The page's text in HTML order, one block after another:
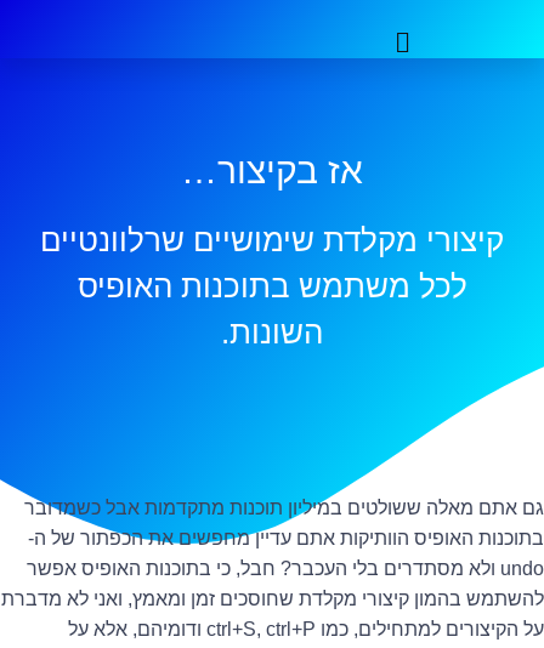
אז בקיצור…
קיצורי מקלדת שימושיים שרלוונטיים
לכל משתמש בתוכנות האופיס
השונות.
גם אתם מאלה ששולטים במיליון תוכנות מתקדמות אבל כשמדובר
בתוכנות האופיס הוותיקות אתם עדיין מחפשים את הכפתור של ה-
undo ולא מסתדרים בלי העכבר? חבל, כי בתוכנות האופיס אפשר
להשתמש בהמון קיצורי מקלדת שחוסכים זמן ומאמץ, ואני לא מדברת
על הקיצורים למתחילים, כמו ctrl+S, ctrl+P ודומיהם, אלא על